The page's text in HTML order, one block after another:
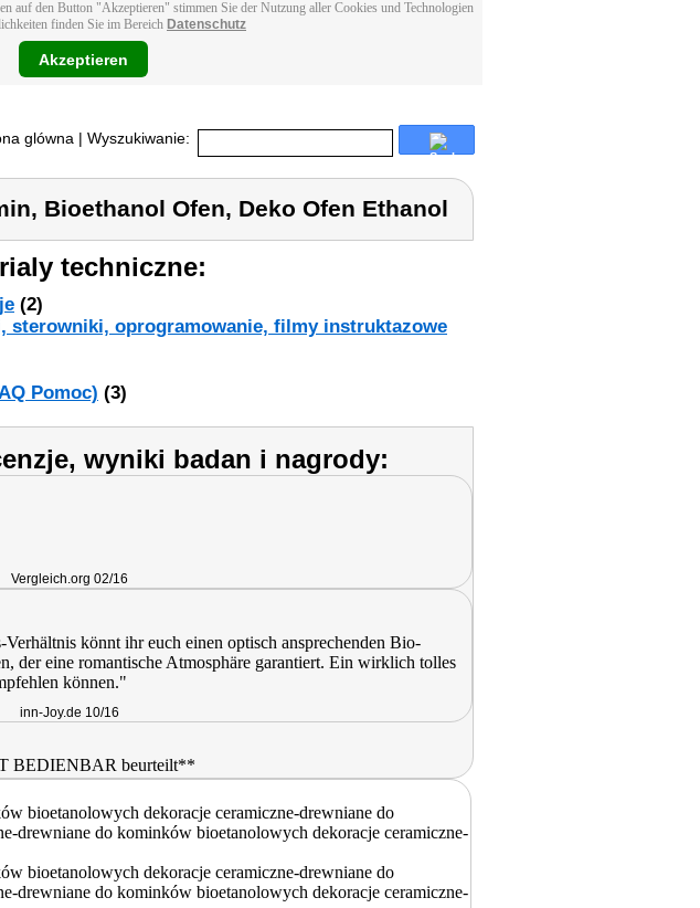
auf den Button "Akzeptieren" stimmen Sie der Nutzung aller Cookies und Technologien
finden Sie im Bereich Datenschutz
Akzeptieren
glówna | Wyszukiwanie:
Bioethanol Ofen, Deko Ofen Ethanol
techniczne:
(2)
sterowniki, oprogramowanie, filmy instruktazowe
Pomoc) (3)
wyniki badan i nagrody:
Vergleich.org 02/16
könnt ihr euch einen optisch ansprechenden Bio-
der eine romantische Atmosphäre garantiert. Ein wirklich tolles
können."
inn-Joy.de 10/16